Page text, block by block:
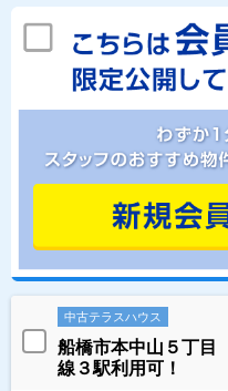
中古テラスハウス
船橋市本中山５丁
線３駅利用可！